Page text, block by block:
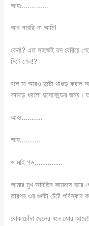
আহঃ…………..
আর পারছি না আমি!
কেন!? এত সহজেই রস বেরিয়ে
মিটে গেল!?
বলে মা আরও দুটো থাপ্পড় কষাল
কামড়ে ধরলো দুসেকেন্ডের জন্য।
আহঃ………..
আহ………..
ও মাই গড……………
আমার মুখ অদিতির কামরসে ভরে
তারপর ওর গুদটা চেঁটে পরিস্কার
বোকাচোঁদা ছেলের ধনে জোর আছে!